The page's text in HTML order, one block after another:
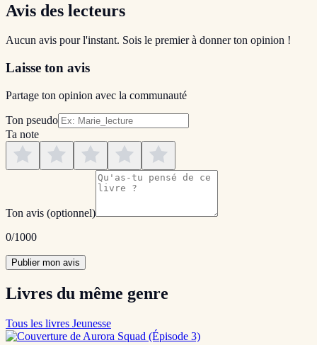
Avis des lecteurs
Aucun avis pour l'instant. Sois le premier à donner ton opinion !
Laisse ton avis
Partage ton opinion avec la communauté
Ton pseudo
Ta note
Ton avis (optionnel)
0/1000
Publier mon avis
Livres du même genre
Tous les livres Jeunesse